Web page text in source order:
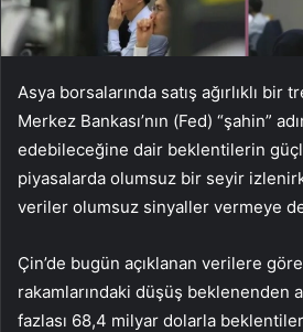
Asya borsalarında satış ağırlıklı bir
Merkez Bankası’nın (Fed) “şahin”
edebileceğine dair beklentilerin
piyasalarda olumsuz bir seyir
veriler olumsuz sinyaller vermeye
Çin’de bugün açıklanan verilere
rakamlarındaki düşüş beklenenden
fazlası 68,4 milyar dolarla